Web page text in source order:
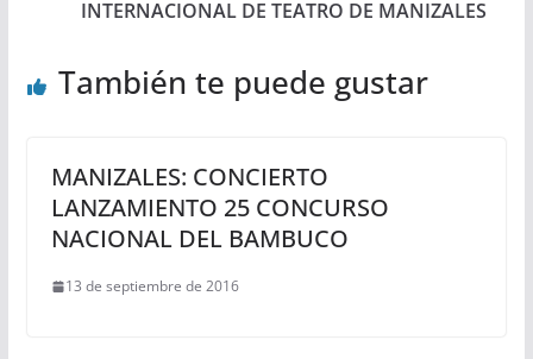
INTERNACIONAL DE TEATRO DE MANIZALES
También te puede gustar
MANIZALES: CONCIERTO
LANZAMIENTO 25 CONCURSO
NACIONAL DEL BAMBUCO
13 de septiembre de 2016